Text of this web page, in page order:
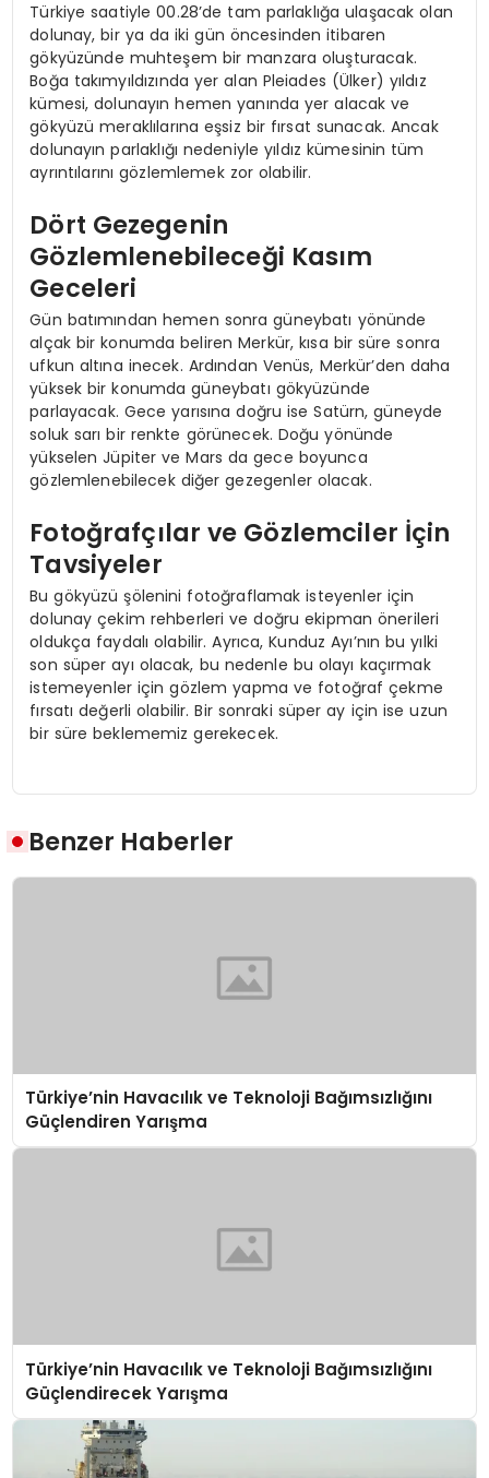
Türkiye saatiyle 00.28’de tam parlaklığa ulaşacak olan
dolunay, bir ya da iki gün öncesinden itibaren
gökyüzünde muhteşem bir manzara oluşturacak.
Boğa takımyıldızında yer alan Pleiades (Ülker) yıldız
kümesi, dolunayın hemen yanında yer alacak ve
gökyüzü meraklılarına eşsiz bir fırsat sunacak. Ancak
dolunayın parlaklığı nedeniyle yıldız kümesinin tüm
ayrıntılarını gözlemlemek zor olabilir.
Dört Gezegenin
Gözlemlenebileceği Kasım
Geceleri
Gün batımından hemen sonra güneybatı yönünde
alçak bir konumda beliren Merkür, kısa bir süre sonra
ufkun altına inecek. Ardından Venüs, Merkür’den daha
yüksek bir konumda güneybatı gökyüzünde
parlayacak. Gece yarısına doğru ise Satürn, güneyde
soluk sarı bir renkte görünecek. Doğu yönünde
yükselen Jüpiter ve Mars da gece boyunca
gözlemlenebilecek diğer gezegenler olacak.
Fotoğrafçılar ve Gözlemciler İçin
Tavsiyeler
Bu gökyüzü şölenini fotoğraflamak isteyenler için
dolunay çekim rehberleri ve doğru ekipman önerileri
oldukça faydalı olabilir. Ayrıca, Kunduz Ayı’nın bu yılki
son süper ayı olacak, bu nedenle bu olayı kaçırmak
istemeyenler için gözlem yapma ve fotoğraf çekme
fırsatı değerli olabilir. Bir sonraki süper ay için ise uzun
bir süre beklememiz gerekecek.
Benzer Haberler
Türkiye’nin Havacılık ve Teknoloji Bağımsızlığını
Güçlendiren Yarışma
Türkiye’nin Havacılık ve Teknoloji Bağımsızlığını
Güçlendirecek Yarışma